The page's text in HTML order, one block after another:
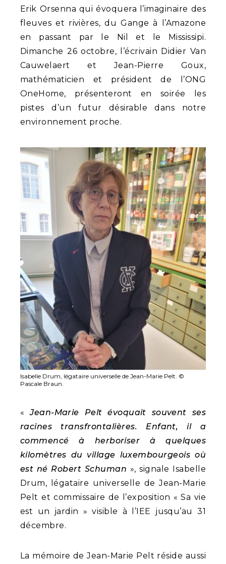
Erik Orsenna qui évoquera l’imaginaire des
fleuves et rivières, du Gange à l’Amazone
en passant par le Nil et le Mississipi.
Dimanche 26 octobre, l’écrivain Didier Van
Cauwelaert et Jean-Pierre Goux,
mathématicien et président de l’ONG
OneHome, présenteront en soirée les
pistes d’un futur désirable dans notre
environnement proche.
Isabelle Drum, légataire universelle de Jean-Marie Pelt. ©
Pascale Braun.
«Jean-Marie Pelt évoquait souvent ses
racines transfrontalières. Enfant, il a
commencé à herboriser à quelques
kilomètres du village luxembourgeois où
est né Robert Schuman », signale Isabelle
Drum, légataire universelle de Jean-Marie
Pelt et commissaire de l’exposition « Sa vie
est un jardin » visible à l’IEE jusqu’au 31
décembre.
La mémoire de Jean-Marie Pelt réside aussi